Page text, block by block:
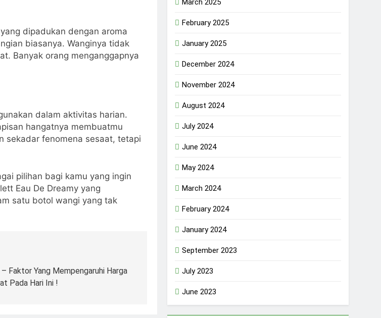
yang dipadukan dengan aroma
biasanya. Wanginya tidak
Banyak orang menganggapnya
dalam aktivitas harian.
hangatnya membuatmu
sekadar fenomena sesaat, tetapi
pilihan bagi kamu yang ingin
Eau De Dreamy yang
satu botol wangi yang tak
Faktor Yang Mempengaruhi Harga
Pada Hari Ini !
March 2025
February 2025
January 2025
December 2024
November 2024
August 2024
July 2024
June 2024
May 2024
March 2024
February 2024
January 2024
September 2023
July 2023
June 2023